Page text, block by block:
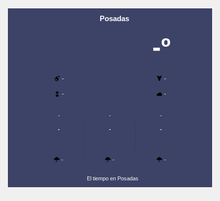
Posadas
-º
- -
- -
-
-
-
-
-
-
-
-
-
El tiempo en Posadas